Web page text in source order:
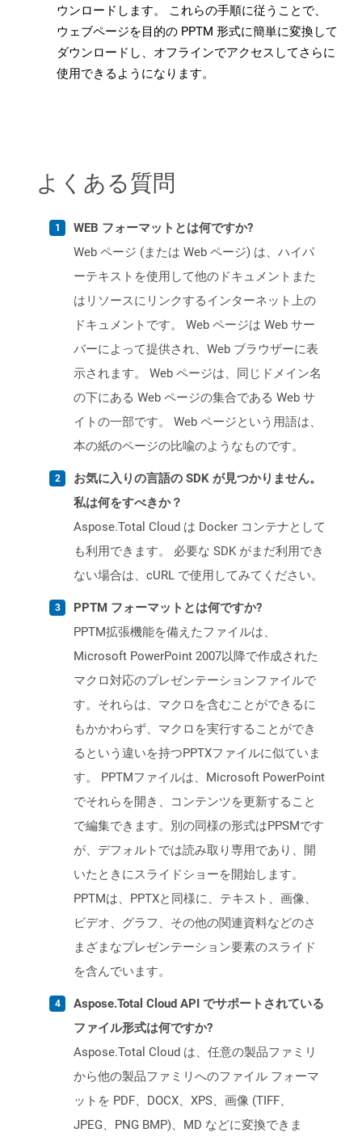
ウンロードします。 これらの手順に従うことで、
ウェブページを目的の PPTM 形式に簡単に変換して
ダウンロードし、オフラインでアクセスしてさらに
使用できるようになります。
よくある質問
WEB フォーマットとは何ですか?
Web ページ (または Web ページ) は、ハイパ
ーテキストを使用して他のドキュメントまた
はリソースにリンクするインターネット上の
ドキュメントです。 Web ページは Web サー
バーによって提供され、Web ブラウザーに表
示されます。 Web ページは、同じドメイン名
の下にある Web ページの集合である Web サ
イトの一部です。 Web ページという用語は、
本の紙のページの比喩のようなものです。
お気に入りの言語の SDK が見つかりません。
私は何をすべきか？
Aspose.Total Cloud は Docker コンテナとして
も利用できます。 必要な SDK がまだ利用でき
ない場合は、cURL で使用してみてください。
PPTM フォーマットとは何ですか?
PPTM拡張機能を備えたファイルは、
Microsoft PowerPoint 2007以降で作成された
マクロ対応のプレゼンテーションファイルで
す。それらは、マクロを含むことができるに
もかかわらず、マクロを実行することができ
るという違いを持つPPTXファイルに似ていま
す。 PPTMファイルは、Microsoft PowerPoint
でそれらを開き、コンテンツを更新すること
で編集できます。別の同様の形式はPPSMです
が、デフォルトでは読み取り専用であり、開
いたときにスライドショーを開始します。
PPTMは、PPTXと同様に、テキスト、画像、
ビデオ、グラフ、その他の関連資料などのさ
まざまなプレゼンテーション要素のスライド
を含んでいます。
Aspose.Total Cloud API でサポートされている
ファイル形式は何ですか?
Aspose.Total Cloud は、任意の製品ファミリ
から他の製品ファミリへのファイル フォーマ
ットを PDF、DOCX、XPS、画像 (TIFF、
JPEG、PNG BMP)、MD などに変換できま